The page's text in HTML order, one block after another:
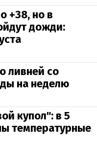
+38, но в
дожди:
ливней со
на неделю
купол": в 5
температурные